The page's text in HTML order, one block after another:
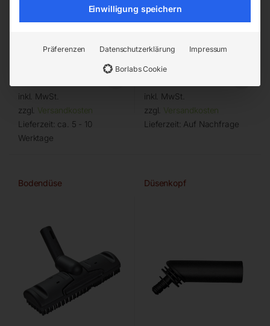
inkl. MwSt.
zzgl. Versandkosten
Lieferzeit: ca. 5 - 10
Werktage
€36,00
inkl. MwSt.
zzgl. Versandkosten
Lieferzeit: Auf Nachfrage
Bodendüse Düsenkopf
Einwilligung speichern
Präferenzen Datenschutzerklärung Impressum
Borlabs Cookie